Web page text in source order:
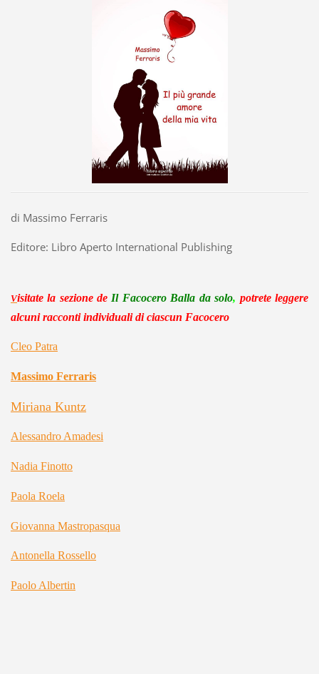
di Massimo Ferraris
Editore: Libro Aperto International Publishing
Visitate la sezione de Il Facocero Balla da solo, potrete leggere
alcuni racconti individuali di ciascun Facocero
Cleo Patra
Massimo Ferraris
Miriana Kuntz
Alessandro Amadesi
Nadia Finotto
Paola Roela
Giovanna Mastropasqua
Antonella Rossello
Paolo Albertin